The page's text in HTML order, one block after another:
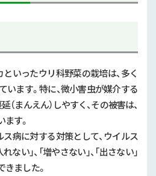
いったウリ科野菜の栽培は、多く
います。特に、微小害虫が媒介する
（まんえん）しやすく、その被害は、
す。
ス病に対する対策として、ウイルス
い」、「増やさない」、「出さない」
ました。